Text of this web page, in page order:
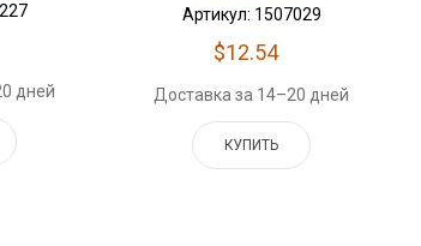
дней
Артикул: 1507029
$12.54
Доставка за 14–20 дней
КУПИТЬ